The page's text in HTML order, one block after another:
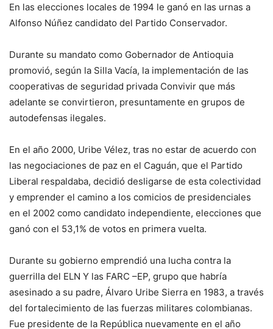
En las elecciones locales de 1994 le ganó en las urnas a
Alfonso Núñez candidato del Partido Conservador.
Durante su mandato como Gobernador de Antioquia
promovió, según la Silla Vacía, la implementación de las
cooperativas de seguridad privada Convivir que más
adelante se convirtieron, presuntamente en grupos de
autodefensas ilegales.
En el año 2000, Uribe Vélez, tras no estar de acuerdo con
las negociaciones de paz en el Caguán, que el Partido
Liberal respaldaba, decidió desligarse de esta colectividad
y emprender el camino a los comicios de presidenciales
en el 2002 como candidato independiente, elecciones que
ganó con el 53,1% de votos en primera vuelta.
Durante su gobierno emprendió una lucha contra la
guerrilla del ELN Y las FARC –EP, grupo que habría
asesinado a su padre, Álvaro Uribe Sierra en 1983, a través
del fortalecimiento de las fuerzas militares colombianas.
Fue presidente de la República nuevamente en el año